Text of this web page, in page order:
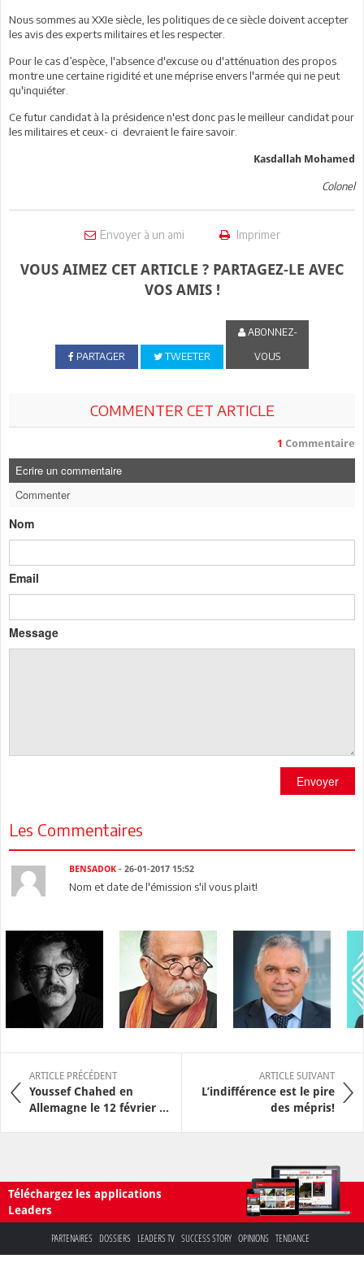
Nous sommes au XXIe siècle, les politiques de ce siècle doivent accepter
les avis des experts militaires et les respecter.
Pour le cas d’espèce, l'absence d'excuse ou d'atténuation des propos
montre une certaine rigidité et une méprise envers l'armée qui ne peut
qu'inquiéter.
Ce futur candidat à la présidence n'est donc pas le meilleur candidat pour
les militaires et ceux- ci devraient le faire savoir.
Kasdallah Mohamed
Colonel
Envoyer à un ami Imprimer
VOUS AIMEZ CET ARTICLE ? PARTAGEZ-LE AVEC
VOS AMIS !
PARTAGER TWEETER
ABONNEZ-
VOUS
COMMENTER CET ARTICLE
1 Commentaire
Ecrire un commentaire
Commenter
Nom
Email
Message
Envoyer
Les Commentaires
BENSADOK - 26-01-2017 15:52
Nom et date de l'émission s'il vous plait!
ARTICLE PRÉCÉDENT
Youssef Chahed en
Allemagne le 12 février ...
ARTICLE SUIVANT
L’indifférence est le pire
des mépris!
Téléchargez les applications
Leaders
PARTENAIRES DOSSIERS LEADERS TV SUCCESS STORY OPINIONS TENDANCE